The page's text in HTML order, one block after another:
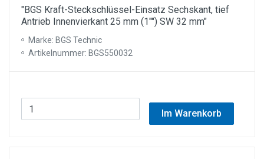
"BGS Kraft-Steckschlüssel-Einsatz Sechskant, tief
Antrieb Innenvierkant 25 mm (1"") SW 32 mm"
Marke: BGS Technic
Artikelnummer: BGS550032
Im Warenkorb